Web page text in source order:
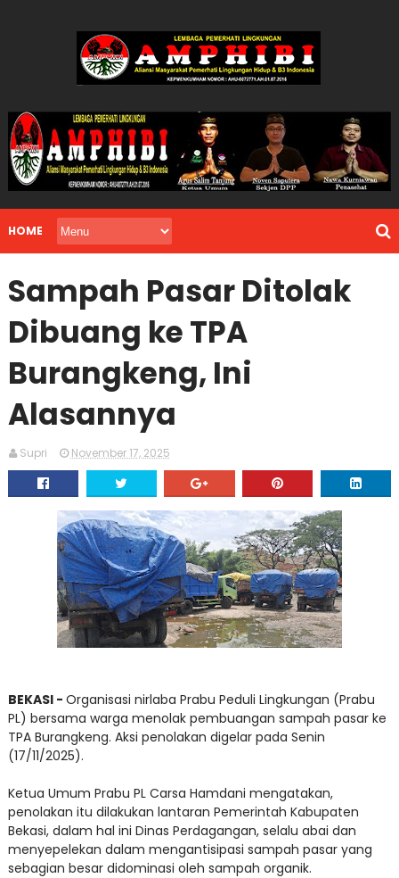
HOME
Sampah Pasar Ditolak
Dibuang ke TPA
Burangkeng, Ini
Alasannya
Supri November 17, 2025
BEKASI - Organisasi nirlaba Prabu Peduli Lingkungan (Prabu
PL) bersama warga menolak pembuangan sampah pasar ke
TPA Burangkeng. Aksi penolakan digelar pada Senin
(17/11/2025).
Ketua Umum Prabu PL Carsa Hamdani mengatakan,
penolakan itu dilakukan lantaran Pemerintah Kabupaten
Bekasi, dalam hal ini Dinas Perdagangan, selalu abai dan
menyepelekan dalam mengantisipasi sampah pasar yang
sebagian besar didominasi oleh sampah organik.